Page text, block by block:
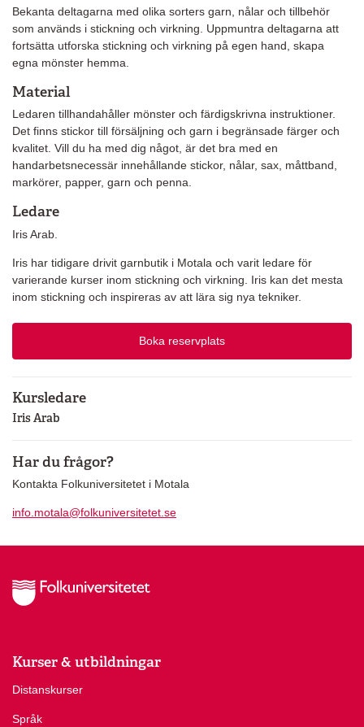
Bekanta deltagarna med olika sorters garn, nålar och tillbehör
som används i stickning och virkning. Uppmuntra deltagarna att
fortsätta utforska stickning och virkning på egen hand, skapa
egna mönster hemma.
Material
Ledaren tillhandahåller mönster och färdigskrivna instruktioner.
Det finns stickor till försäljning och garn i begränsade färger och
kvalitet. Vill du ha med dig något, är det bra med en
handarbetsnecessär innehållande stickor, nålar, sax, måttband,
markörer, papper, garn och penna.
Ledare
Iris Arab.
Iris har tidigare drivit garnbutik i Motala och varit ledare för
varierande kurser inom stickning och virkning. Iris kan det mesta
inom stickning och inspireras av att lära sig nya tekniker.
Boka reservplats
Kursledare
Iris Arab
Har du frågor?
Kontakta Folkuniversitetet i Motala
info.motala@folkuniversitetet.se
Kurser & utbildningar
Distanskurser
Språk